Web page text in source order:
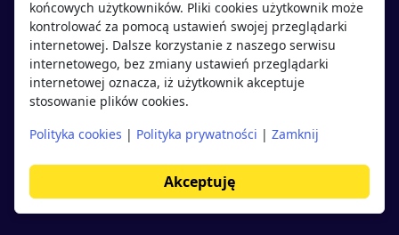
Regulamin kandydata
Oferty pracy
Pracodawcy
Opinie o pracodawcach
Blog
Regulamin pracodawcy
Dodaj ogłoszenie
końcowych użytkowników. Pliki cookies użytkownik może
kontrolować za pomocą ustawień swojej przeglądarki
internetowej. Dalsze korzystanie z naszego serwisu
internetowego, bez zmiany ustawień przeglądarki
internetowej oznacza, iż użytkownik akceptuje
stosowanie plików cookies.
Polityka cookies | Polityka prywatności | Zamknij
Akceptuję